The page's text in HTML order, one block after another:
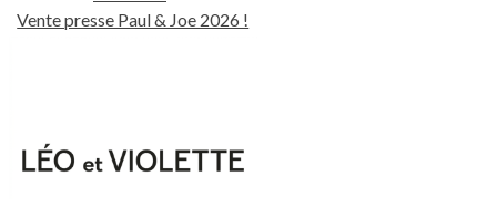
Vente presse Paul & Joe 2026 !